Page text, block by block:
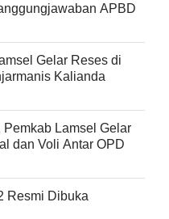
APBD
Gelar Reses di
Kalianda
Pemkab Lamsel Gelar
dan Voli Antar OPD
Resmi Dibuka